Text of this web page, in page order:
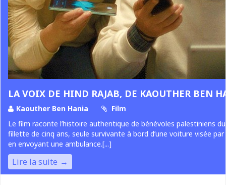
LA VOIX DE HIND RAJAB, DE KAOUTHER BEN
Kaouther Ben Hania
Film
Le film raconte l’histoire authentique de bénévoles palestiniens
fillette de cinq ans, seule survivante à bord d’une voiture visée
en envoyant une ambulance.[...]
Lire la suite